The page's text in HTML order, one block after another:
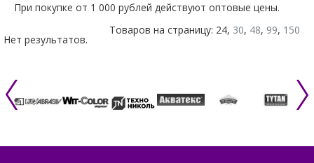
При покупке от 1 000 рублей действуют оптовые цены.
Товаров на страницу: 24, 30, 48, 99, 150
Нет результатов.